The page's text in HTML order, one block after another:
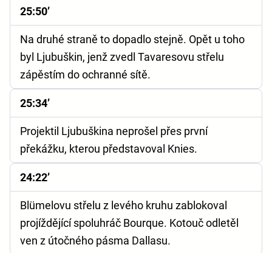
25:50’
Na druhé straně to dopadlo stejně. Opět u toho
byl Ljubuškin, jenž zvedl Tavaresovu střelu
zápěstím do ochranné sítě.
25:34’
Projektil Ljubuškina neprošel přes první
překážku, kterou představoval Knies.
24:22’
Blümelovu střelu z levého kruhu zablokoval
projíždějící spoluhráč Bourque. Kotouč odletěl
ven z útočného pásma Dallasu.